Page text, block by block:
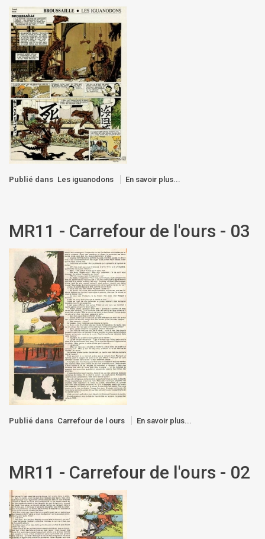
Publié dans Les iguanodons En savoir plus...
MR11 - Carrefour de l'ours - 03
Publié dans Carrefour de l ours En savoir plus...
MR11 - Carrefour de l'ours - 02